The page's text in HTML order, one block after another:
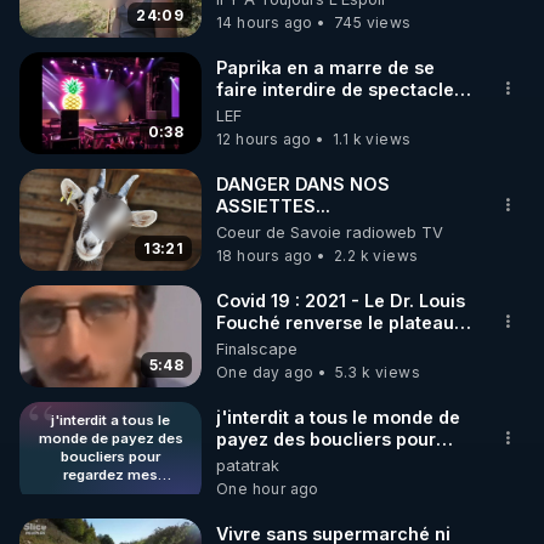
https://vk.com/bestofcomputer
https://odysee.com/@Bestofcomputer:1
https://twitter.com/bestofcomputer
https://www.facebook.com/bestofcomputer
https://rumble.com/bestofcomputer
https://t.me/bestofcomputerlive
https://www.twitch.tv/bestofcomputer
24:09
Bretagne
14 hours ago
745 views
0:38
Paprika en a marre de se
faire interdire de spectacle.
Elle décide donc de devenir
DJ !
LEF
12 hours ago
1.1 k views
13:21
DANGER DANS NOS
ASSIETTES...
Coeur de Savoie radioweb TV
18 hours ago
2.2 k views
5:48
Covid 19 : 2021 - Le Dr. Louis
Fouché renverse le plateau
de CNews !
Finalscape
One day ago
5.3 k views
j'interdit a tous le
monde de payez des
boucliers pour
regardez mes
publications (gratuites)
pour protégé les
j'interdit a tous le monde de
payez des boucliers pour
regardez mes publications
(gratuites) quand ils le désire
juste pour protégé les
escrocs qui utilise
patatrak
One hour ago
Vivre sans supermarché ni